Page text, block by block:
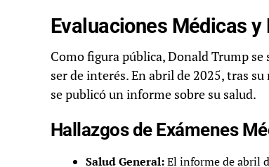
Evaluaciones Médicas
Como figura pública, Donald Trump
ser de interés. En abril de 2025, tras
se publicó un informe sobre su salud.
Hallazgos de Exámenes
Salud General:El informe de abril